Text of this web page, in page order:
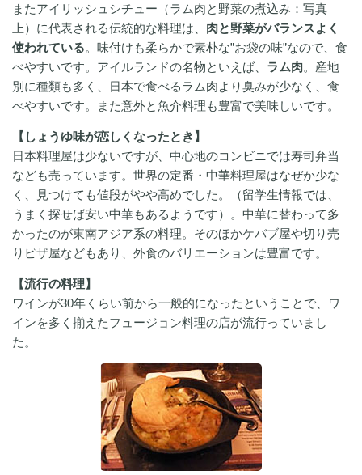
またアイリッシュシチュー（ラム肉と野菜の煮込み：写真
上）に代表される伝統的な料理は、 肉と野菜がバランスよく
使われている。味付けも柔らかで素朴な”お袋の味”なので、食
べやすいです。アイルランドの名物といえば、 ラム肉。産地
別に種類も多く、日本で食べるラム肉より臭みが少なく、食
べやすいです。また意外と魚介料理も豊富で美味しいです。
【しょうゆ味が恋しくなったとき】
日本料理屋は少ないですが、中心地のコンビニでは寿司弁当
なども売っています。世界の定番・中華料理屋はなぜか少な
く、見つけても値段がやや高めでした。（留学生情報では、
うまく探せば安い中華もあるようです）。中華に替わって多
かったのが東南アジア系の料理。そのほかケバブ屋や切り売
りピザ屋などもあり、外食のバリエーションは豊富です。
【流行の料理】
ワインが30年くらい前から一般的になったということで、ワ
インを多く揃えたフュージョン料理の店が流行っていまし
た。